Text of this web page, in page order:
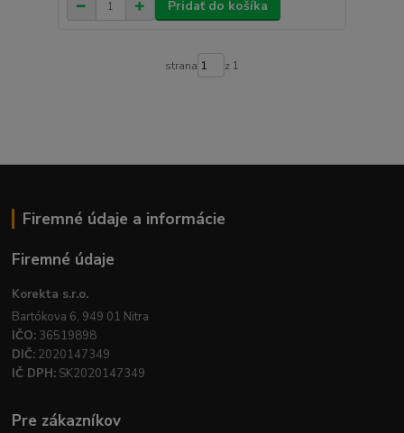
Pridať do košíka
strana z 1
Firemné údaje a informácie
Firemné údaje
Korekta s.r.o.
Bartókova 6, 949 01 Nitra
IČO: 36519898
DIČ: 2020147349
IČ DPH: SK2020147349
Pre zákazníkov